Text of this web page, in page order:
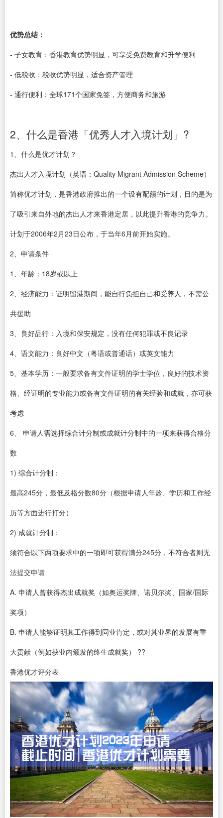
优势总结：
- 子女教育：香港教育优势明显，可享受免费教育和升学便利
- 低税收：税收优势明显，适合资产管理
- 通行便利：全球171个国家免签，方便商务和旅游
2、什么是香港「优秀人才入境计划」?
1、什么是优才计划？
杰出人才入境计划（英语：Quality Migrant Admission Scheme）
简称优才计划，是香港政府推出的一个设有配额的计划，目的是为
了吸引来自外地的杰出人才来香港定居，以此提升香港的竞争力。
计划于2006年2月23日公布，于当年6月前开始实施。
2、申请条件
1、年龄：18岁或以上
2、经济能力：证明留港期间，能自行负担自己和受养人，不需公
共援助
3、良好品行：入境和保安规定，没有任何犯罪或不良记录
4、语文能力：良好中文（粤语或普通话）或英文能力
5、基本学历：一般要求备有文件证明的学士学位，良好的技术资
格、经证明的专业能力或备有文件证明的有关经验和成就，亦可获
考虑
6、 申请人需选择综合计分制或成就计分制中的一项来获得合格分
数
1) 综合计分制：
最高245分，最低及格分数80分（根据申请人年龄、学历和工作经
历等方面进行打分）
2) 成就计分制：
须符合以下两项要求中的一项即可获得满分245分，不符合者则无
法提交申请
A. 申请人曾获得杰出成就奖（如奥运奖牌、诺贝尔奖、国家/国际
奖项）
B. 申请人能够证明其工作得到同业肯定，或对其业界的发展有重
大贡献（例如获业内颁发的终生成就奖） ??
香港优才评分表